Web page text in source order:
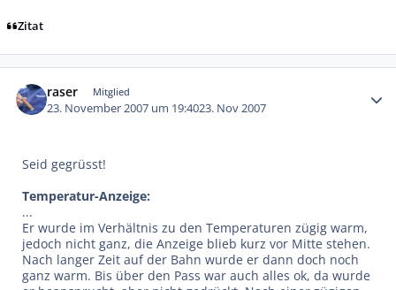
Zitat
raser Mitglied
23. November 2007 um 19:4023. Nov 2007
Seid gegrüsst!
Temperatur-Anzeige:
...
Er wurde im Verhältnis zu den Temperaturen zügig warm,
jedoch nicht ganz, die Anzeige blieb kurz vor Mitte stehen.
Nach langer Zeit auf der Bahn wurde er dann doch noch
ganz warm. Bis über den Pass war auch alles ok, da wurde